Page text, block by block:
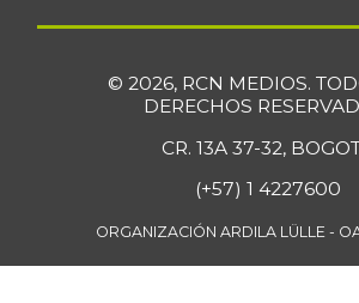
© 2026, RCN MEDIOS.
DERECHOS
CR. 13A 37-32,
(+57) 1 4227600
ORGANIZACIÓN ARDILA LÜLLE -